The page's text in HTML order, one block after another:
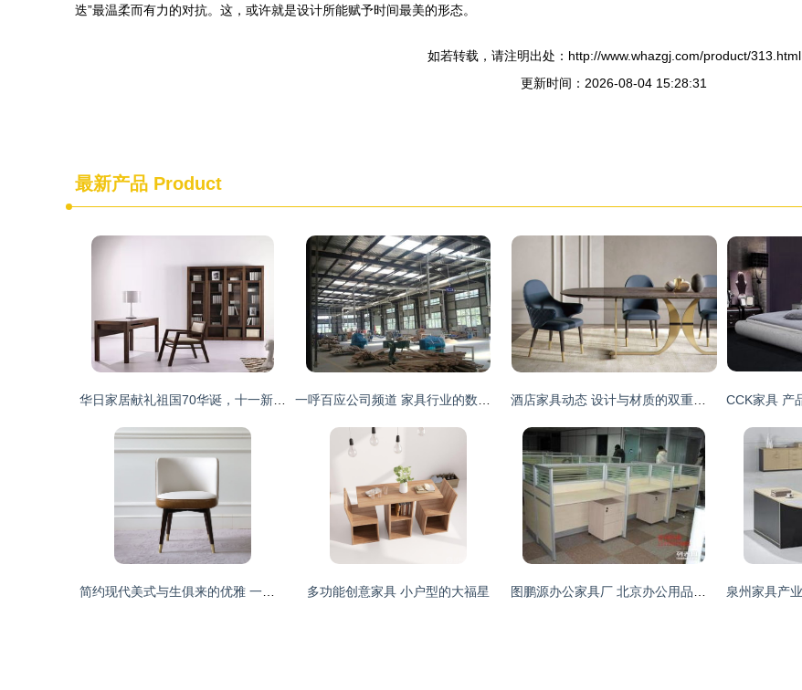
迭”最温柔而有力的对抗。这，或许就是设计所能赋予时间最美的形态。
如若转载，请注明出处：http://www.whazgj.com/product/313.html
更新时间：2026-08-04 15:28:31
最新产品 Product
多功能创意家具 小户型的大福星